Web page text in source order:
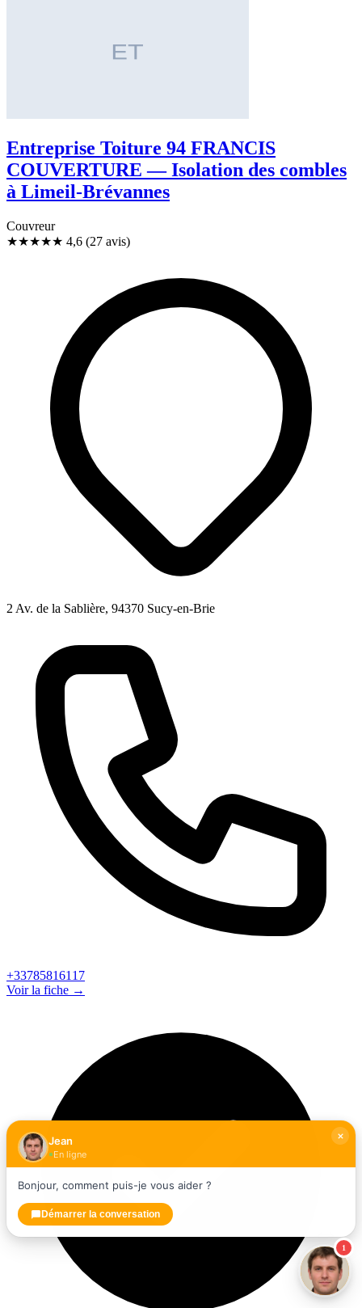
Entreprise Toiture 94 FRANCIS
COUVERTURE — Isolation des combles
à Limeil-Brévannes
Couvreur
★★★★★ 4,6 (27 avis)
2 Av. de la Sablière, 94370 Sucy-en-Brie
+33785816117
Voir la fiche →
1
Jean
En ligne
Bonjour, comment puis-je vous aider ?
Démarrer la conversation